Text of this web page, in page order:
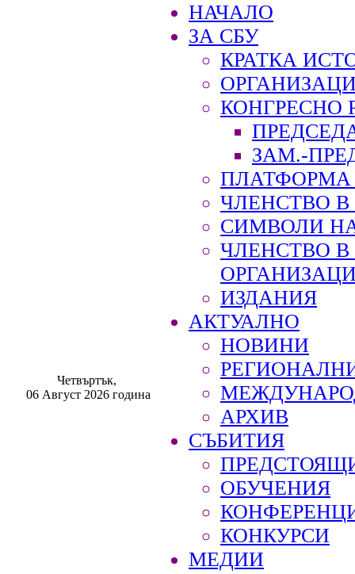
Четвъртък,
06 Август 2026 година
НАЧАЛО
ЗА СБУ
КРАТКА
КОНГРЕСНО
ЗАМ.-
ПЛАТФОРМА
ЧЛЕНСТВО В
СИМВОЛИ
ЧЛЕНСТВО
ИЗДАНИЯ
АКТУАЛНО
НОВИНИ
АРХИВ
СЪБИТИЯ
ОБУЧЕНИЯ
КОНКУРСИ
МЕДИИ